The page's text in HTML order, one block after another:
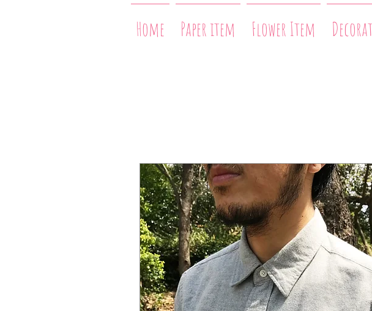
Home Paper item Flower Item